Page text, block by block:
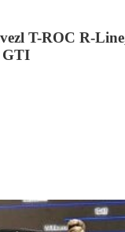
T-ROC R-
GTI